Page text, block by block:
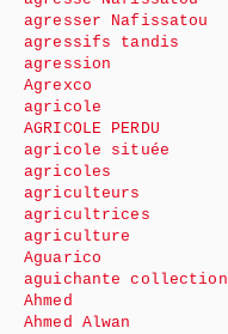
agresser Nafissatou
agressifs tandis
agression
Agrexco
agricole
AGRICOLE PERDU
agricole située
agricoles
agriculteurs
agricultrices
agriculture
Aguarico
aguichante collection
Ahmed
Ahmed Alwan